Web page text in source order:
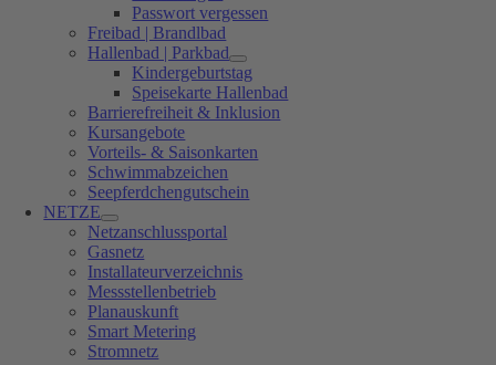
Passwort vergessen
Freibad | Brandlbad
Hallenbad | Parkbad
Kindergeburtstag
Speisekarte Hallenbad
Barrierefreiheit & Inklusion
Kursangebote
Vorteils- & Saisonkarten
Schwimmabzeichen
Seepferdchengutschein
NETZE
Netzanschlussportal
Gasnetz
Installateurverzeichnis
Messstellenbetrieb
Planauskunft
Smart Metering
Stromnetz